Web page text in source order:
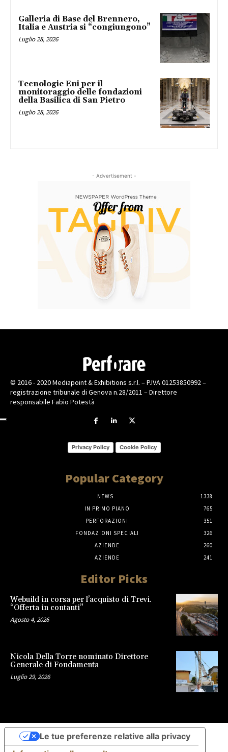
Galleria di Base del Brennero,
Italia e Austria si “congiungono”
Luglio 28, 2026
Tecnologie Eni per il
monitoraggio delle fondazioni
della Basilica di San Pietro
Luglio 28, 2026
- Advertisement -
© 2016 - 2020 Mediapoint & Exhibitions s.r.l. – P.IVA 01253850992 –
registrazione tribunale di Genova n.28/2011 – Direttore
responsabile Fabio Potestà
Privacy Policy Cookie Policy
Popular Category
NEWS
1338
IN PRIMO PIANO
765
PERFORAZIONI
351
FONDAZIONI SPECIALI
326
AZIENDE
260
AZIENDE
241
Editor Picks
Webuild in corsa per l’acquisto di Trevi.
“Offerta in contanti”
Agosto 4, 2026
Nicola Della Torre nominato Direttore
Generale di Fondamenta
Luglio 29, 2026
Le tue preferenze relative alla privacy